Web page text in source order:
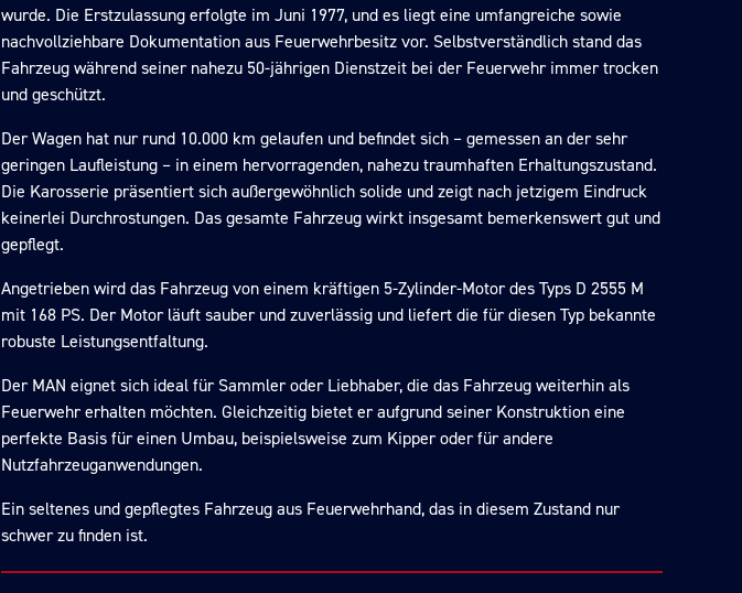
wurde. Die Erstzulassung erfolgte im Juni 1977, und es liegt eine umfangreiche sowie
nachvollziehbare Dokumentation aus Feuerwehrbesitz vor. Selbstverständlich stand das
Fahrzeug während seiner nahezu 50-jährigen Dienstzeit bei der Feuerwehr immer trocken
und geschützt.
Der Wagen hat nur rund 10.000 km gelaufen und befindet sich – gemessen an der sehr
geringen Laufleistung – in einem hervorragenden, nahezu traumhaften Erhaltungszustand.
Die Karosserie präsentiert sich außergewöhnlich solide und zeigt nach jetzigem Eindruck
keinerlei Durchrostungen. Das gesamte Fahrzeug wirkt insgesamt bemerkenswert gut und
gepflegt.
Angetrieben wird das Fahrzeug von einem kräftigen 5-Zylinder-Motor des Typs D 2555 M
mit 168 PS. Der Motor läuft sauber und zuverlässig und liefert die für diesen Typ bekannte
robuste Leistungsentfaltung.
Der MAN eignet sich ideal für Sammler oder Liebhaber, die das Fahrzeug weiterhin als
Feuerwehr erhalten möchten. Gleichzeitig bietet er aufgrund seiner Konstruktion eine
perfekte Basis für einen Umbau, beispielsweise zum Kipper oder für andere
Nutzfahrzeuganwendungen.
Ein seltenes und gepflegtes Fahrzeug aus Feuerwehrhand, das in diesem Zustand nur
schwer zu finden ist.